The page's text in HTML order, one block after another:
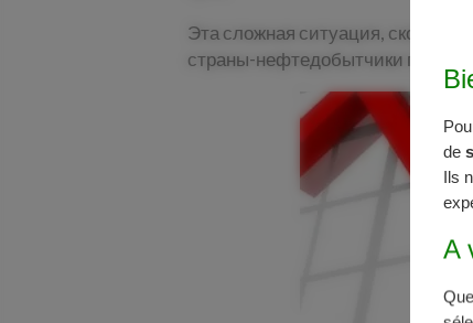
Эта сложная ситуация, скорее
страны-нефтедобытчики
de
Ils
A